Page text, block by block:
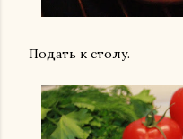
Подать к столу.